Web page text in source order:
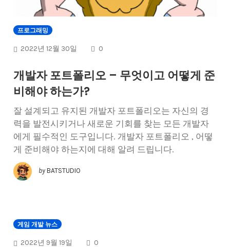
프로그래밍
2022년 12월 30일 0
개발자 포트폴리오 – 무엇이고 어떻게 준
비해야 하는가?
잘 설계되고 유지된 개발자 포트폴리오는 자신의 경
력을 발전시키거나 새로운 기회를 찾는 모든 개발자
에게 필수적인 도구입니다. 개발자 포트폴리오 , 어떻
게 준비해야 하는지에 대해 알려 드립니다.
by BATSTUDIO
게임 개발 뉴스
2022년 9월 19일 0